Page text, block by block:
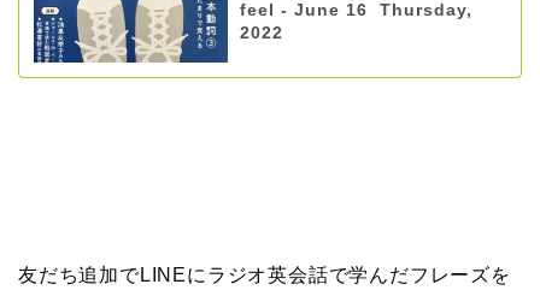
feel - June 16 Thursday,
2022
友だち追加でLINEにラジオ英会話で学んだフレーズを